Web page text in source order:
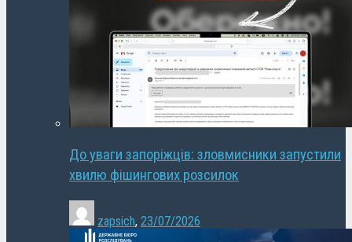
До уваги запоріжців: зловмисники запустили
хвилю фішингових розсилок
zapsich, 23/07/2026